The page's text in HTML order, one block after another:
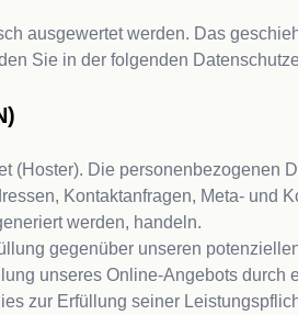
ausgewertet werden. Das
Sie in der folgenden
(Hoster). Die personenbezogenen
Kontaktanfragen, Meta- und
werden, handeln.
gegenüber unseren
unseres Online-Angebots durch
zur Erfüllung seiner